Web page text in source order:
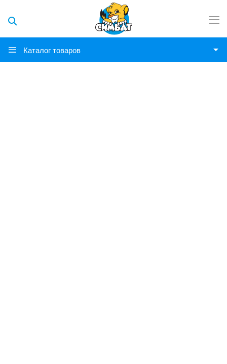
Каталог товаров